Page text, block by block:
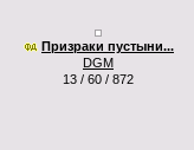
Призраки пустыни...
DGM
13 / 60 / 872